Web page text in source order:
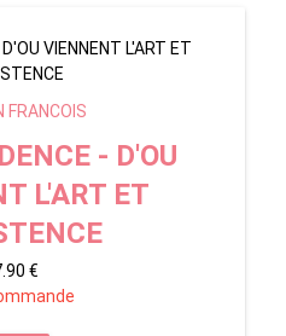
FRANCOIS
- D'OU
L'ART ET
€